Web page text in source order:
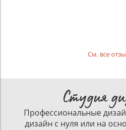
См. все
Студия
Профессиональные
дизайн с нуля или на